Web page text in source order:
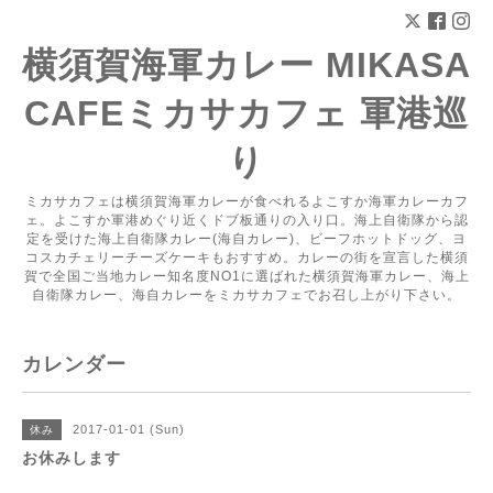
横須賀海軍カレー MIKASA
CAFEミカサカフェ 軍港巡
り
ミカサカフェは横須賀海軍カレーが食べれるよこすか海軍カレーカフ
ェ。よこすか軍港めぐり近くドブ板通りの入り口。海上自衛隊から認
定を受けた海上自衛隊カレー(海自カレー)、ビーフホットドッグ、ヨ
コスカチェリーチーズケーキもおすすめ。カレーの街を宣言した横須
賀で全国ご当地カレー知名度NO1に選ばれた横須賀海軍カレー、海上
自衛隊カレー、海自カレーをミカサカフェでお召し上がり下さい。
カレンダー
休み 2017-01-01 (Sun)
お休みします